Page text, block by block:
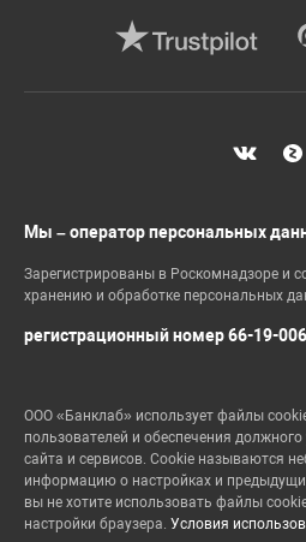
Мы – оператор персональных
Зарегистрированы в Роскомнадзоре и
хранению и обработке персональных
регистрационный номер 66-19-
ООО «Банклаб» использует файлы
пользователей и обеспечения
сайта и сервисов. Cookie называются
информацию о настройках и
вы не хотите использовать файлы
настройки браузера. Условия